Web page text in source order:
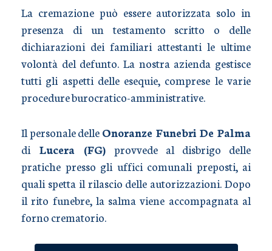
La cremazione può essere autorizzata solo in
presenza di un testamento scritto o delle
dichiarazioni dei familiari attestanti le ultime
volontà del defunto. La nostra azienda gestisce
tutti gli aspetti delle esequie, comprese le varie
procedure burocratico-amministrative.
Il personale delleOnoranze Funebri De Palma
di Lucera (FG) provvede al disbrigo delle
pratiche presso gli uffici comunali preposti, ai
quali spetta il rilascio delle autorizzazioni. Dopo
il rito funebre, la salma viene accompagnata al
forno crematorio.